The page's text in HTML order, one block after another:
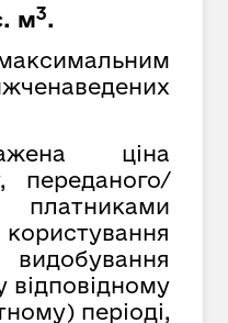
м3.
ціна
переданого/
відповідному
періоді,